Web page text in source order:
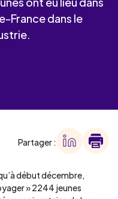
France dans le
Partager :
début décembre,
» 2244 jeunes